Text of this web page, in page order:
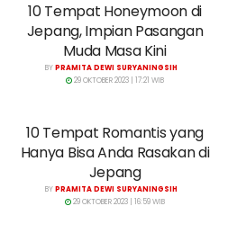
10 Tempat Honeymoon di
Jepang, Impian Pasangan
Muda Masa Kini
BYPRAMITA DEWI SURYANINGSIH
29 OKTOBER 2023 | 17:21 WIB
10 Tempat Romantis yang
Hanya Bisa Anda Rasakan di
Jepang
BYPRAMITA DEWI SURYANINGSIH
29 OKTOBER 2023 | 16:59 WIB